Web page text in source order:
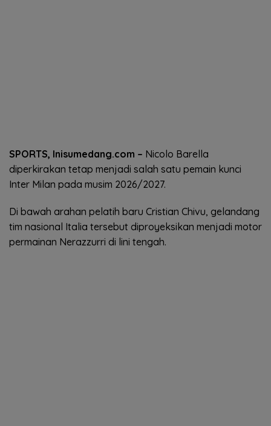
SPORTS, Inisumedang.com – Nicolo Barella
diperkirakan tetap menjadi salah satu pemain kunci
Inter Milan pada musim 2026/2027.
Di bawah arahan pelatih baru Cristian Chivu, gelandang
tim nasional Italia tersebut diproyeksikan menjadi motor
permainan Nerazzurri di lini tengah.